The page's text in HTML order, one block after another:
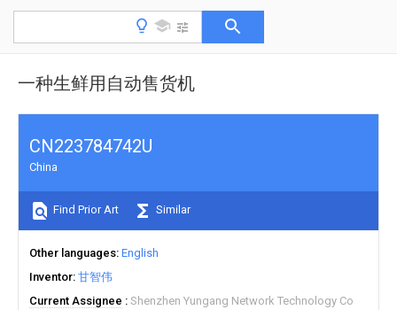
一种生鲜用自动售货机
CN223784742U
China
Find Prior Art Similar
Other languages English
Inventor 甘智伟
Current Assignee
Shenzhen Yungang Network Technology Co